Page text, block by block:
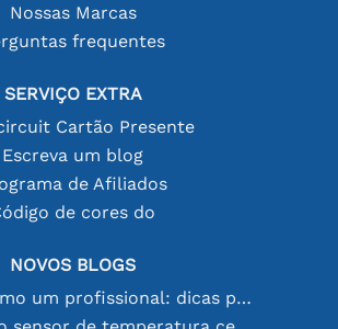
Nossas Marcas
frequentes
SERVIÇO EXTRA
Cartão Presente
Escreva um blog
de Afiliados
de cores do
NOVOS BLOGS
Soldando como um profissional: dicas para conexões eletrônicas perfeitas